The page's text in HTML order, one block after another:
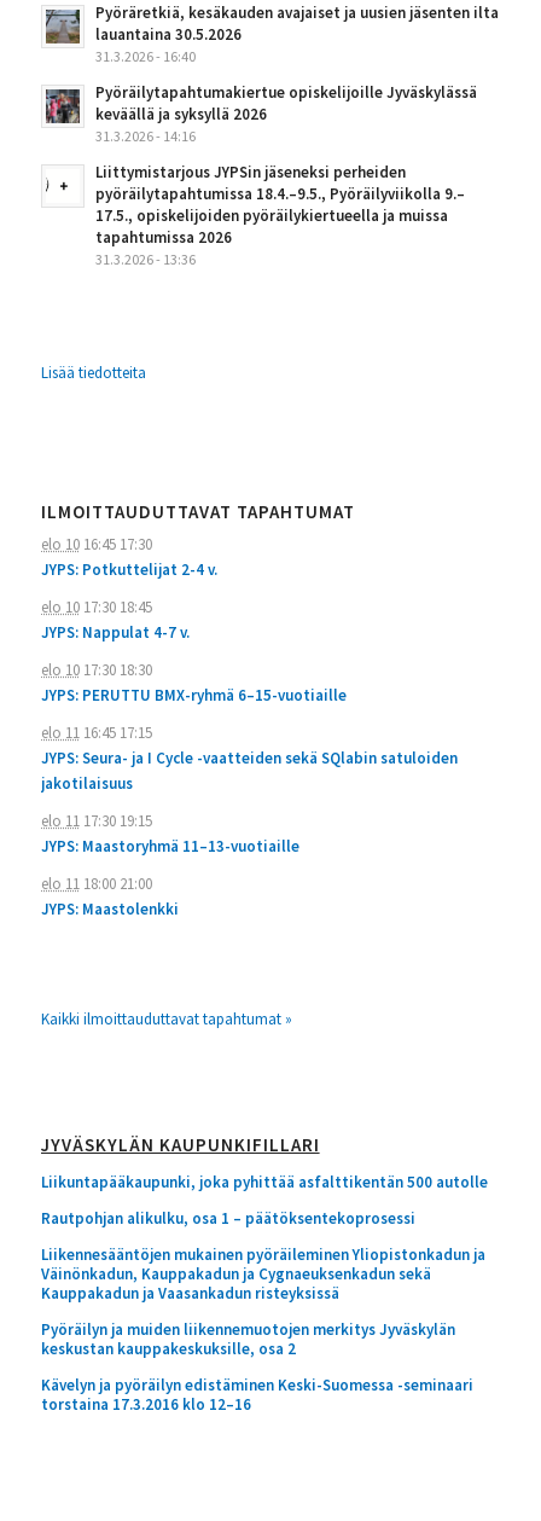
Pyöräretkiä, kesäkauden avajaiset ja uusien jäsenten ilta
lauantaina 30.5.2026
31.3.2026 - 16:40
Pyöräilytapahtumakiertue opiskelijoille Jyväskylässä
keväällä ja syksyllä 2026
31.3.2026 - 14:16
Liittymistarjous JYPSin jäseneksi perheiden
pyöräilytapahtumissa 18.4.–9.5., Pyöräilyviikolla 9.–
17.5., opiskelijoiden pyöräilykiertueella ja muissa
tapahtumissa 2026
31.3.2026 - 13:36
Lisää tiedotteita
ILMOITTAUDUTTAVAT TAPAHTUMAT
elo 1016:45 17:30
JYPS: Potkuttelijat 2-4 v.
elo 1017:30 18:45
JYPS: Nappulat 4-7 v.
elo 1017:30 18:30
JYPS: PERUTTU BMX-ryhmä 6–15-vuotiaille
elo 1116:45 17:15
JYPS: Seura- ja I Cycle -vaatteiden sekä SQlabin satuloiden
jakotilaisuus
elo 1117:30 19:15
JYPS: Maastoryhmä 11–13-vuotiaille
elo 1118:00 21:00
JYPS: Maastolenkki
Kaikki ilmoittauduttavat tapahtumat »
JYVÄSKYLÄN KAUPUNKIFILLARI
Liikuntapääkaupunki, joka pyhittää asfalttikentän 500 autolle
Rautpohjan alikulku, osa 1 – päätöksentekoprosessi
Liikennesääntöjen mukainen pyöräileminen Yliopistonkadun ja
Väinönkadun, Kauppakadun ja Cygnaeuksenkadun sekä
Kauppakadun ja Vaasankadun risteyksissä
Pyöräilyn ja muiden liikennemuotojen merkitys Jyväskylän
keskustan kauppakeskuksille, osa 2
Kävelyn ja pyöräilyn edistäminen Keski-Suomessa -seminaari
torstaina 17.3.2016 klo 12–16